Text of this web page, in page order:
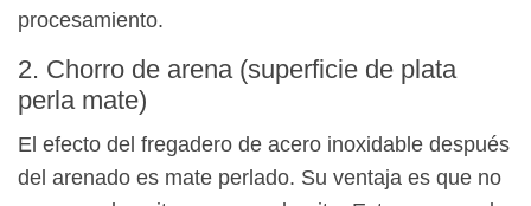
procesamiento.
2. Chorro de arena (superficie de plata
perla mate)
El efecto del fregadero de acero inoxidable después
del arenado es mate perlado. Su ventaja es que no